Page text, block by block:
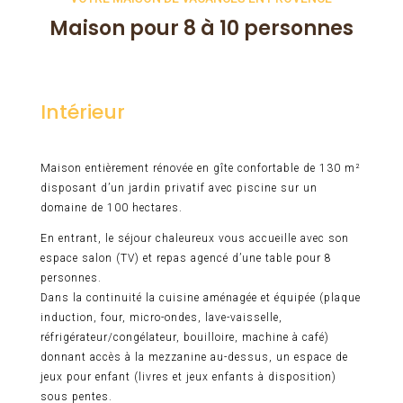
Maison pour 8 à 10 personnes
Intérieur
Maison entièrement rénovée en gîte confortable de 130 m²
disposant d’un jardin privatif avec piscine sur un
domaine de 100 hectares.
En entrant, le séjour chaleureux vous accueille avec son
espace salon (TV) et repas agencé d’une table pour 8
personnes.
Dans la continuité la cuisine aménagée et équipée (plaque
induction, four, micro-ondes, lave-vaisselle,
réfrigérateur/congélateur, bouilloire, machine à café)
donnant accès à la mezzanine au-dessus, un espace de
jeux pour enfant (livres et jeux enfants à disposition)
sous pentes.